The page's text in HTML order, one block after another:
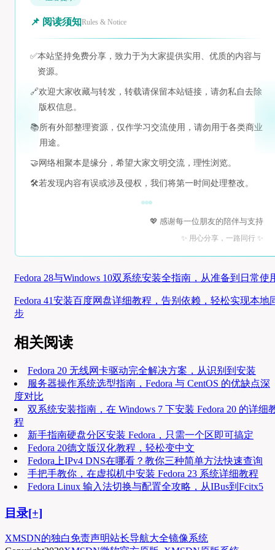
📌 阅读须知Rules & Notice
✅本站坚持免费分享，致力于为大家提供实用、优质的内容与
资源。
🔗欢迎大家收藏与转发，转载请保留本站链接，请勿私自去除
版权信息。
📚所有外部整理资源，仅作学习交流使用，请勿用于各类商业
用途。
🤝 网络相聚本是缘分，希望大家文明交流，理性浏览。
🛠️若发现内容有误或涉及侵权，我们将第一时间处理整改。
💖 感谢每一位朋友的陪伴与支持
✨ 用心分享，一路同行 ✨
Fedora 28与Windows 10双系统安装全指南，从准备到日常使
Fedora 41安装百度网盘详细教程，告别依赖，轻松实现本地
步
相关阅读
Fedora 20 无线网卡驱动完全解决方案，从识别到安装
服务器操作系统选型指南，Fedora 与 CentOS 的优缺点深
度对比
双系统安装指南，在 Windows 7 下安装 Fedora 20 的详细
程
新手指南硬盘分区安装 Fedora，只需一个区即可搞定
Fedora 20德文版汉化教程，轻松变中文
Fedora上IPv4 DNS在哪看？教你三种简单方法快速查询
手把手教你，在虚拟机中安装 Fedora 23 系统详细教程
Fedora Linux 输入法切换与配置全攻略，从IBus到Fcitx5
目录[+]
XMSDN的独白免责声明站长导航大全镜像系统